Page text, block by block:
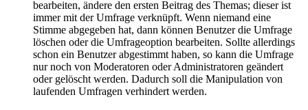
bearbeiten, ändere den ersten Beitrag des Themas; dieser ist
immer mit der Umfrage verknüpft. Wenn niemand eine
Stimme abgegeben hat, dann können Benutzer die Umfrage
löschen oder die Umfrageoption bearbeiten. Sollte allerdings
schon ein Benutzer abgestimmt haben, so kann die Umfrage
nur noch von Moderatoren oder Administratoren geändert
oder gelöscht werden. Dadurch soll die Manipulation von
laufenden Umfragen verhindert werden.